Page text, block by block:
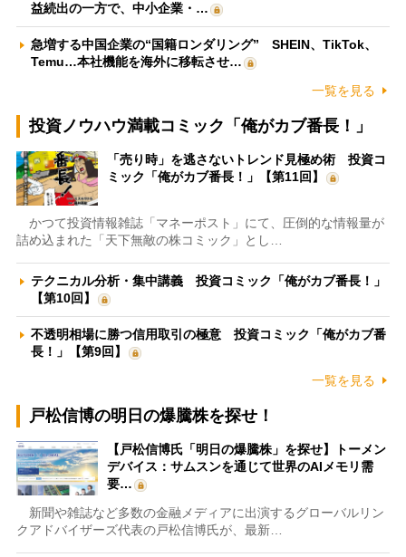
益続出の一方で、中小企業・…
急増する中国企業の“国籍ロンダリング” SHEIN、TikTok、
Temu…本社機能を海外に移転させ…
一覧を見る
投資ノウハウ満載コミック「俺がカブ番長！」
「売り時」を逃さないトレンド見極め術 投資コ
ミック「俺がカブ番長！」【第11回】
かつて投資情報雑誌「マネーポスト」にて、圧倒的な情報量が
詰め込まれた「天下無敵の株コミック」とし…
テクニカル分析・集中講義 投資コミック「俺がカブ番長！」
【第10回】
不透明相場に勝つ信用取引の極意 投資コミック「俺がカブ番
長！」【第9回】
一覧を見る
戸松信博の明日の爆騰株を探せ！
【戸松信博氏「明日の爆騰株」を探せ】トーメン
デバイス：サムスンを通じて世界のAIメモリ需
要…
新聞や雑誌など多数の金融メディアに出演するグローバルリン
クアドバイザーズ代表の戸松信博氏が、最新…